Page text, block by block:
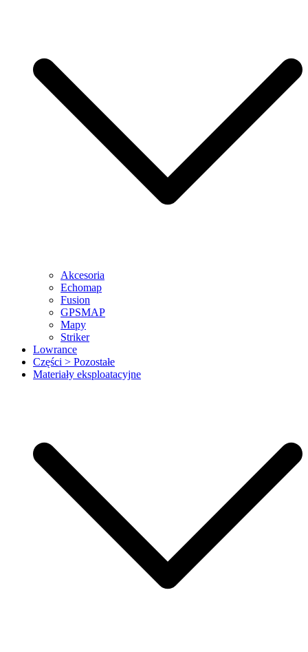
Akcesoria
Echomap
Fusion
GPSMAP
Mapy
Striker
Lowrance
Części > Pozostałe
Materiały eksploatacyjne